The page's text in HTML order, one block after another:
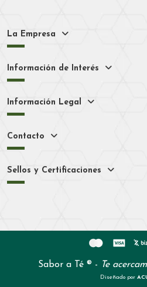
La Empresa
Información de Interés
Información Legal
Contacto
Sellos y Certificaciones
Sabor a Té ® - Te
Diseñado por